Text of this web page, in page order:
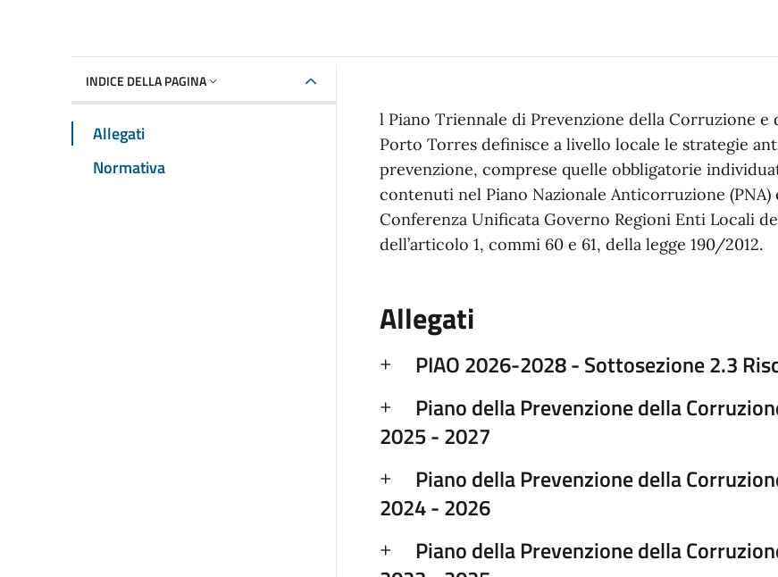
INDICE DELLA PAGINA
Allegati
Normativa
l Piano Triennale di Prevenzione della Corruzione e
Porto Torres definisce a livello locale le strategie
prevenzione, comprese quelle obbligatorie
contenuti nel Piano Nazionale Anticorruzione (PNA)
Conferenza Unificata Governo Regioni Enti Locali
dell’articolo 1, commi 60 e 61, della legge 190/2012.
Allegati
PIAO 2026-2028 - Sottosezione 2.3
Piano della Prevenzione della
2025 - 2027
Piano della Prevenzione della
2024 - 2026
Piano della Prevenzione della